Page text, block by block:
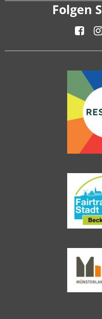
Folgen